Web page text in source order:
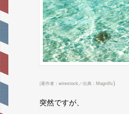
(著作者：wirestock／出典：Magnific)
突然ですが、